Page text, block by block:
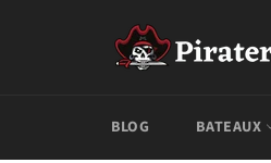
BLOG BATEAUX